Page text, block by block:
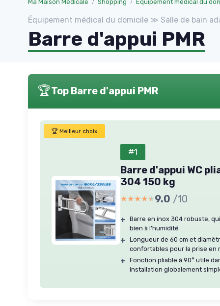
Ma Maison Médicale Shopping Équipement médical du
Équipement médical du domicile ≫ Salle de bain
Barre d'appui PMR
🏆Top Barre d'appui PMR
🏆 Meilleur choix
#1
Barre d'appui WC
304 150 kg
★★★★★
★★★★★9.0 /10
+ Barre en inox 304 robuste,
bien à l’humidité
+ Longueur de 60 cm et
confortables pour la prise en
+ Fonction pliable à 90° utile
installation globalement